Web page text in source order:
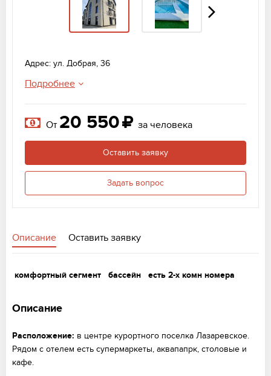
Адрес: ул. Добрая, 36
Подробнее
От 20 550 за человека
Оставить заявку
Задать вопрос
Описание Оставить заявку
комфортный сегмент бассейн есть 2-х комн номера
Описание
Расположение: в центре курортного поселка Лазаревское.
Рядом с отелем есть супермаркеты, аквапапрк, столовые и
кафе.